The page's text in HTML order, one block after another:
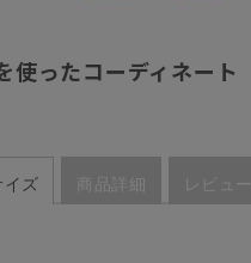
使ったコーディネート
イズ 商品詳細 レビュー